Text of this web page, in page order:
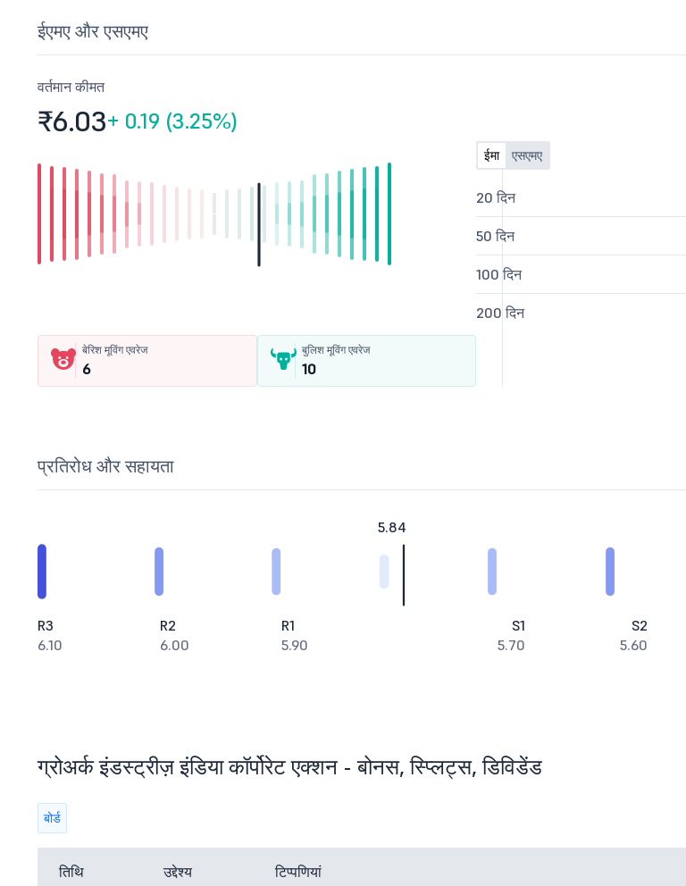
ईएमए और एसएमए
वर्तमान कीमत
₹6.03+ 0.19 (3.25%)
बेरिश मूविंग एवरेज
6
बुलिश मूविंग एवरेज
10
ईमा एसएमए
20 दिन
50 दिन
100 दिन
200 दिन
प्रतिरोध और सहायता
5.84
R3
6.10
R2
6.00
R1
5.90
S1
5.70
S2
5.60
ग्रोअर्क इंडस्ट्रीज़ इंडिया कॉर्पोरेट एक्शन - बोनस, स्प्लिट्स, डिविडेंड
बोर्ड
तिथि उद्देश्य टिप्पणियां